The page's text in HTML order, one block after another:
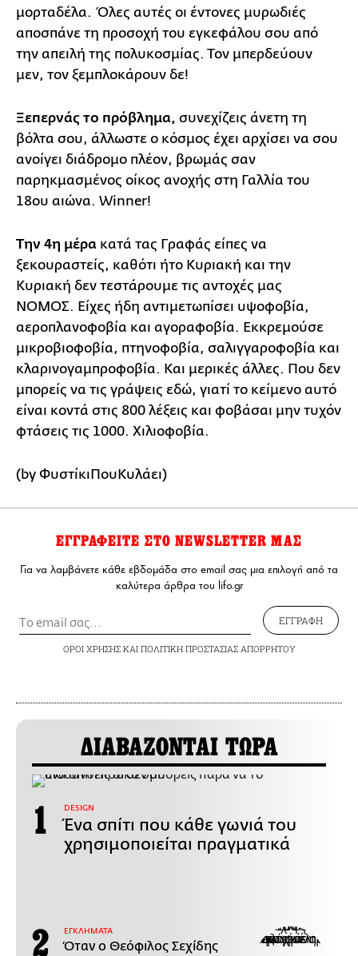
μορταδέλα. Όλες αυτές οι έντονες μυρωδιές
αποσπάνε τη προσοχή του εγκεφάλου σου από
την απειλή της πολυκοσμίας. Τον μπερδεύουν
μεν, τον ξεμπλοκάρουν δε!
Ξεπερνάς το πρόβλημα, συνεχίζεις άνετη τη
βόλτα σου, άλλωστε ο κόσμος έχει αρχίσει να σου
ανοίγει διάδρομο πλέον, βρωμάς σαν
παρηκμασμένος οίκος ανοχής στη Γαλλία του
18ου αιώνα. Winner!
Την 4η μέρα κατά τας Γραφάς είπες να
ξεκουραστείς, καθότι ήτο Κυριακή και την
Κυριακή δεν τεστάρουμε τις αντοχές μας
ΝΟΜΟΣ. Είχες ήδη αντιμετωπίσει υψοφοβία,
αεροπλανοφοβία και αγοραφοβία. Εκκρεμούσε
μικροβιοφοβία, πτηνοφοβία, σαλιγγαροφοβία και
κλαρινογαμπροφοβία. Και μερικές άλλες. Που δεν
μπορείς να τις γράψεις εδώ, γιατί το κείμενο αυτό
είναι κοντά στις 800 λέξεις και φοβάσαι μην τυχόν
φτάσεις τις 1000. Χιλιοφοβία.
(by ΦυστίκιΠουΚυλάει)
ΕΓΓΡΑΦΕΙΤΕ ΣΤΟ NEWSLETTER ΜΑΣ
Για να λαμβάνετε κάθε εβδομάδα στο email σας μια επιλογή από τα
καλύτερα άρθρα του lifo.gr
ΕΓΓΡΑΦΗ
ΟΡΟΙ ΧΡΗΣΗΣΚΑΙ ΠΟΛΙΤΙΚΗ ΠΡΟΣΤΑΣΙΑΣ ΑΠΟΡΡΗΤΟΥ
ΔΙΑΒΑΖΟΝΤΑΙ ΤΩΡΑ
DESIGN
Ένα σπίτι που κάθε γωνιά του
χρησιμοποιείται πραγματικά
ΕΓΚΛΗΜΑΤΑ
Όταν ο Θεόφιλος Σεχίδης